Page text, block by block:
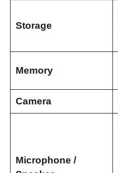
Storage
Memory
Camera
Microphone /